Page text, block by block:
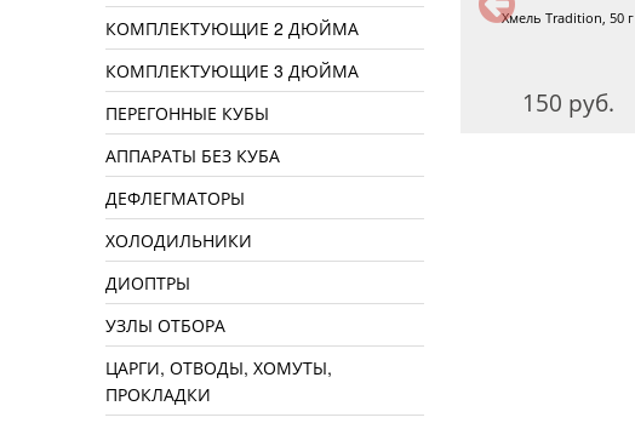
80 руб.
Набор мерных ложек из нерж.
стали
190 руб.
Хмель Tradition, 50 г
150 руб.
КОМПЛЕКТУЮЩИЕ 2 ДЮЙМА
КОМПЛЕКТУЮЩИЕ 3 ДЮЙМА
ПЕРЕГОННЫЕ КУБЫ
АППАРАТЫ БЕЗ КУБА
ДЕФЛЕГМАТОРЫ
ХОЛОДИЛЬНИКИ
ДИОПТРЫ
УЗЛЫ ОТБОРА
ЦАРГИ, ОТВОДЫ, ХОМУТЫ,
ПРОКЛАДКИ